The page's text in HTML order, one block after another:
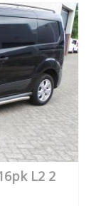
L2 2